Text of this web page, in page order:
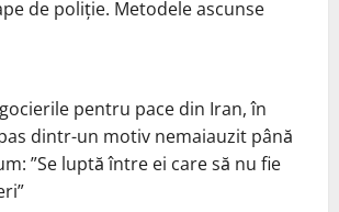
de poliție. Metodele ascunse
pentru pace din Iran, în
dintr-un motiv nemaiauzit până
”Se luptă între ei care să nu fie